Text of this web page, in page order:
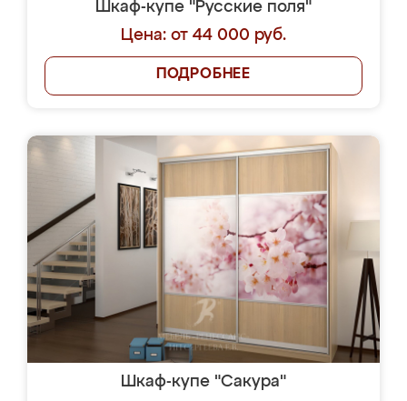
Шкаф-купе "Русские поля"
Цена: от 44 000 руб.
ПОДРОБНЕЕ
Шкаф-купе "Сакура"